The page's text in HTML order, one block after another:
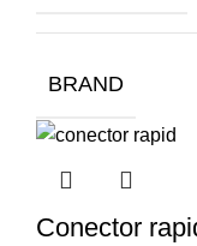
BRAND
Conector